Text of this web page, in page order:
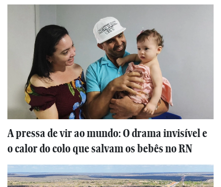
A pressa de vir ao mundo: O drama invisível e
o calor do colo que salvam os bebês no RN